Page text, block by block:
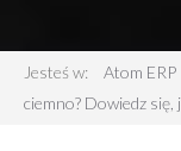
Jesteś w: Atom ERP
ciemno? Dowiedz się,